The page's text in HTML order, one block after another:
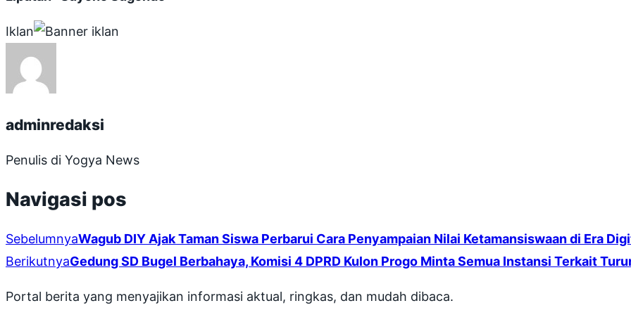
Iklan
adminredaksi
Penulis di Yogya News
Navigasi pos
SebelumnyaWagub DIY Ajak Taman Siswa Perbarui Cara Penyampaian Nilai Ketamansiswaan di Era
BerikutnyaGedung SD Bugel Berbahaya, Komisi 4 DPRD Kulon Progo Minta Semua Instansi Terkait
Portal berita yang menyajikan informasi aktual, ringkas, dan mudah dibaca.